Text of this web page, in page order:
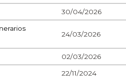
30/04/2026
24/03/2026
02/03/2026
22/11/2024